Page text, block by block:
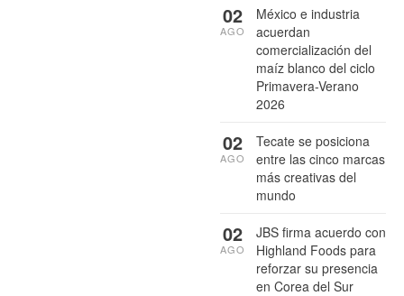
México e industria
acuerdan
comercialización del
maíz blanco del ciclo
Primavera-Verano
2026
02
AGO
Tecate se posiciona
entre las cinco marcas
más creativas del
mundo
02
AGO
JBS firma acuerdo con
Highland Foods para
reforzar su presencia
en Corea del Sur
02
AGO